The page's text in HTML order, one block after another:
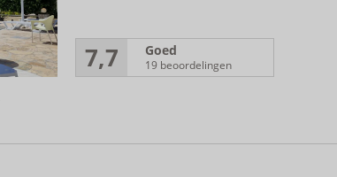
7,7 Goed
19 beoordelingen